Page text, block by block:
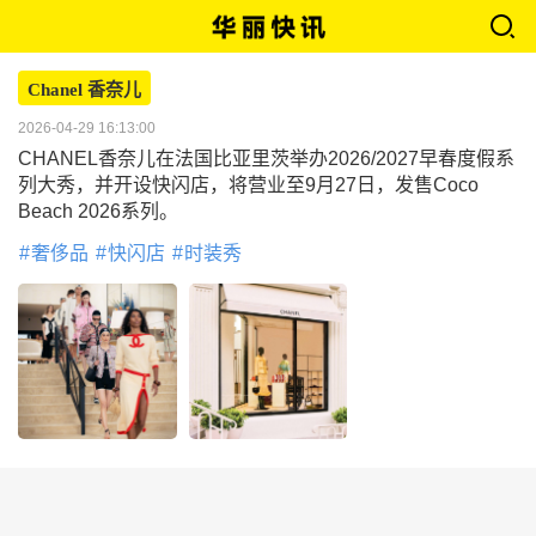
Chanel 香奈儿
2026-04-29 16:13:00
CHANEL香奈儿在法国比亚里茨举办2026/2027早春度假系
列大秀，并开设快闪店，将营业至9月27日，发售Coco
Beach 2026系列。
奢侈品 快闪店 时装秀